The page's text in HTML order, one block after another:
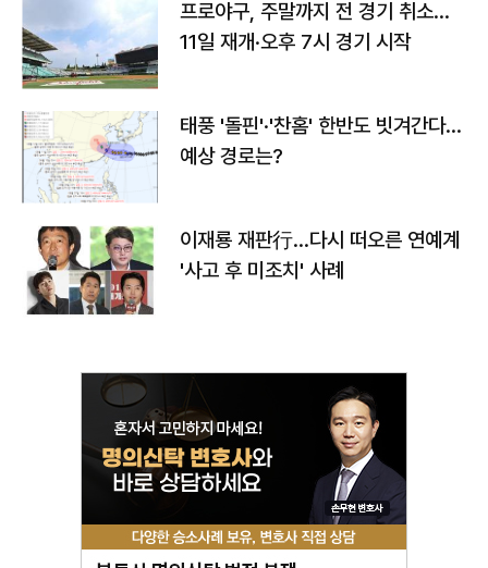
프로야구, 주말까지 전 경기 취소…
11일 재개·오후 7시 경기 시작
태풍 '돌핀'·'찬홈' 한반도 빗겨간다…
예상 경로는?
이재룡 재판行…다시 떠오른 연예계
'사고 후 미조치' 사례